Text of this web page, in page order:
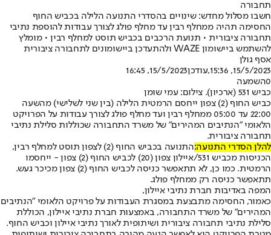
תחבורה
חשבו מסלול מחדש: שינויים בהסדרי התנועה הלילה בכביש החוף
החסימה תהיה ממחלף רבין עד מחלף פולג לצורך עבודות להוספת נתיבי
תחבורה ציבורית • תנועת הרכבים בכביש תוסט למחלף רבין • מומלץ
להשתמש ביישומון WAZE ולהתעדכן ביישומונים לתחבורה ציבורית
אסף גולן
15/5/2023, 15:36
,עודכן15/5/2023, 16:45
0השמעה
כביש 531 (ארכיון). צילום: עמי שומן
כביש החוף (2) צפון ייחסם הרמטית הלילה (בין שני לשלישי) מהשעה
22:00 עד 05:00 ממחלף רבין ועד מחלף פולג לצורך עבודות על הפרויקט
הלאומי "הנתיבים המהירים" של משרד התחבורה שכוללות סלילת נתיבי
תחבורה ציבורית.
להלן הסדרי התנועה:
התנועה בכביש החוף (2) לצפון תוסט למחלף רבין,
הכניסות מכביש 531/איילון צפון (20) לכביש החוף (2) צפון - ייחסמו
הרמטית. כמו כן, לא תתאפשר כניסה לכביש החוף (2) צפון מכיכר געש.
תתאפשר כניסה רק ממחלף פולג.
המפה באדיבות חברת נתיבי איילון,
כאמור, החסימה מתבצעת במסגרת העבודות על פרויקט הלאומי ״הנתיבים
המהירים" של משרד התחבורה, באמצעות חברת נתיבי איילון, הכוללת
סלילת נתיבי תחבורה ציבורית ושיתופית לאורך נתיבי איילון וכביש החוף.